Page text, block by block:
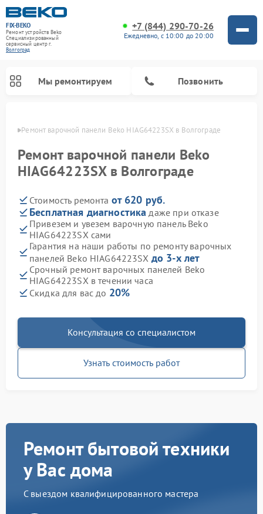
FIX-BEKO
Ремонт устройств Beko
Специализированный
cервисный центр г.
Волгоград
+7 (844) 290-70-26
Ежедневно, с 10:00 до 20:00
Мы ремонтируем Позвонить
Ремонт варочной панели Beko HIAG64223SX в Волгограде
Ремонт варочной панели Beko
HIAG64223SX в Волгограде
Стоимость ремонта от 620 руб.
Бесплатная диагностика даже при отказе
Привезем и увезем варочную панель Beko
HIAG64223SX сами
Гарантия на наши работы по ремонту варочных
панелей Beko HIAG64223SX до 3-х лет
Срочный ремонт варочных панелей Beko
HIAG64223SX в течении часа
Скидка для вас до 20%
Консультация со специалистом
Узнать стоимость работ
Ремонт бытовой техники
у Вас дома
С выездом квалифицированного мастера